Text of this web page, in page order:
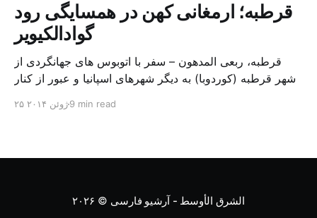
قرطبه؛ ارمغانی کهن در همسایگی رود
گوادالکیویر
قرطبه، ربعی المدهون – سفر با اتوبوس های جهانگردی از
شهر قرطبه (کوردوبا) به دیگر شهرهای اسپانیا و عبور از کنار
به محض توقف اتوبوس در کنار رود، گردشگران از ماشین
۲۵ ژوئن ۲۰۱۴9 min read
الشرق الأوسط - آرشیو فارسی © ۲۰۲۶